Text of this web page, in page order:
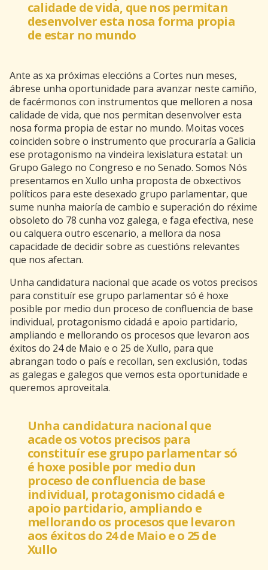
calidade de vida, que nos permitan
desenvolver esta nosa forma propia
de estar no mundo
Ante as xa próximas eleccións a Cortes nun meses,
ábrese unha oportunidade para avanzar neste camiño,
de facérmonos con instrumentos que melloren a nosa
calidade de vida, que nos permitan desenvolver esta
nosa forma propia de estar no mundo. Moitas voces
coinciden sobre o instrumento que procuraría a Galicia
ese protagonismo na vindeira lexislatura estatal: un
Grupo Galego no Congreso e no Senado. Somos Nós
presentamos en Xullo unha proposta de obxectivos
políticos para este desexado grupo parlamentar, que
sume nunha maioría de cambio e superación do réxime
obsoleto do 78 cunha voz galega, e faga efectiva, nese
ou calquera outro escenario, a mellora da nosa
capacidade de decidir sobre as cuestións relevantes
que nos afectan.
Unha candidatura nacional que acade os votos precisos
para constituír ese grupo parlamentar só é hoxe
posible por medio dun proceso de confluencia de base
individual, protagonismo cidadá e apoio partidario,
ampliando e mellorando os procesos que levaron aos
éxitos do 24 de Maio e o 25 de Xullo, para que
abrangan todo o país e recollan, sen exclusión, todas
as galegas e galegos que vemos esta oportunidade e
queremos aproveitala.
Unha candidatura nacional que
acade os votos precisos para
constituír ese grupo parlamentar só
é hoxe posible por medio dun
proceso de confluencia de base
individual, protagonismo cidadá e
apoio partidario, ampliando e
mellorando os procesos que levaron
aos éxitos do 24 de Maio e o 25 de
Xullo